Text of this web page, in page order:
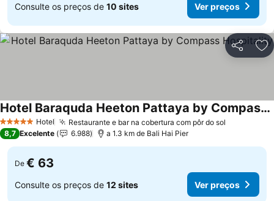
Consulte os preços de 10 sites Ver preços
Partilhar
5 Estrelas Hotel Restaurante e bar na cobertura com pôr do sol
Hotel Baraquda Heeton Pattaya by Compass Hospitality
8,7 Excelente 6.988 a 1.3 km de Bali Hai Pier
De € 63
Consulte os preços de 12 sites Ver preços